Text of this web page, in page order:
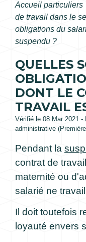
Accueil particuliers
de travail dans le
obligations du
suspendu ?
QUELLES
DONT LE
TRAVAIL
Vérifié le 08 Mar 2021 -
administrative
Pendant la
contrat de
maternité ou
salarié ne
Il doit toutefois
loyauté envers